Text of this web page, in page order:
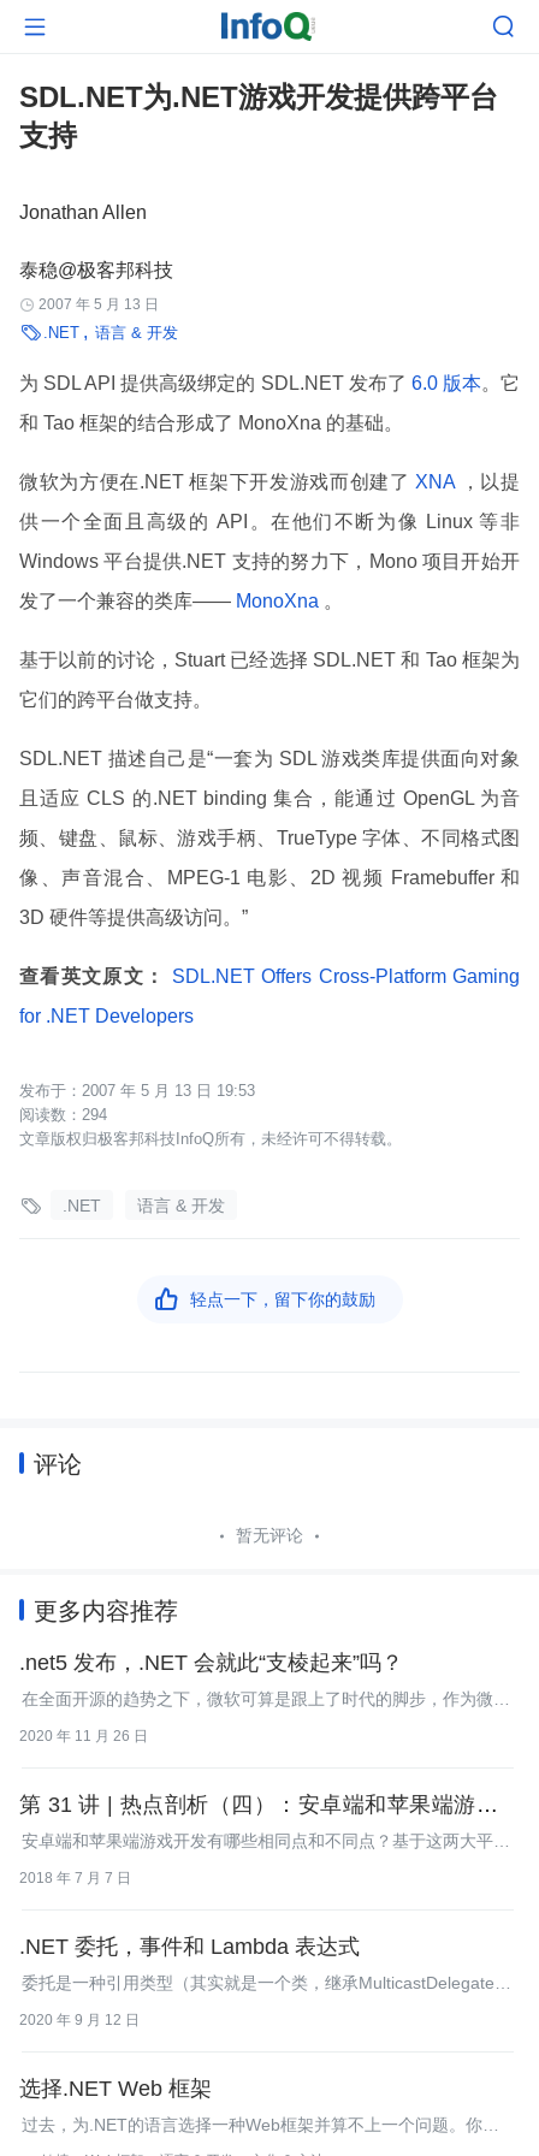
 
SDL.NET为.NET游戏开发提供跨平台
支持
Jonathan Allen
泰稳@极客邦科技
 2007 年 5 月 13 日
 .NET 语言 & 开发
为 SDL API 提供高级绑定的 SDL.NET 发布了 6.0 版本。它
和 Tao 框架的结合形成了 MonoXna 的基础。
微软为方便在.NET 框架下开发游戏而创建了 XNA
，以提
供一个全面且高级的 API。在他们不断为像 Linux 等非
Windows 平台提供.NET 支持的努力下，Mono 项目开始开
发了一个兼容的类库—— MonoXna 。
基于以前的讨论，Stuart 已经选择 SDL.NET 和 Tao 框架为
它们的跨平台做支持。
SDL.NET 描述自己是“一套为 SDL 游戏类库提供面向对象
且适应 CLS 的.NET binding 集合，能通过 OpenGL 为音
频、键盘、鼠标、游戏手柄、TrueType 字体、不同格式图
像、声音混合、MPEG-1 电影、2D 视频 Framebuffer 和
3D 硬件等提供高级访问。”
查看英文原文：
SDL.NET Offers Cross-Platform Gaming
for .NET Developers
2007 年 5 月 13 日 19:53
294
文章版权归极客邦科技InfoQ所有，未经许可不得转载。
 .NET 语言 & 开发
 轻点一下，留下你的鼓励
评论
暂无评论
更多内容推荐
.net5 发布，.NET 会就此“支棱起来”吗？
在全面开源的趋势之下，微软可算是跟上了时代的脚步，作为微软
使用者都意义非凡。未来，微软会将所有的.NET 组件整合到一个
安装所有内容
2020 年 11 月 26 日
第 31 讲 | 热点剖析（四）：安卓端和苹果端游戏开
发有什么区别？
安卓端和苹果端游戏开发有哪些相同点和不同点？基于这两大平
2018 年 7 月 7 日
.NET 委托，事件和 Lambda 表达式
委托是一种引用类型（其实就是一个类，继承MulticastDelegate特
2020 年 9 月 12 日
选择.NET Web 框架
过去，为.NET的语言选择一种Web框架并算不上一个问题。你的
选择无非就是在纯ASP.NET或者混合经典的ASP和ASP.NET的设计